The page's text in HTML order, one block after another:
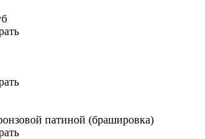
патиной (брашировка)